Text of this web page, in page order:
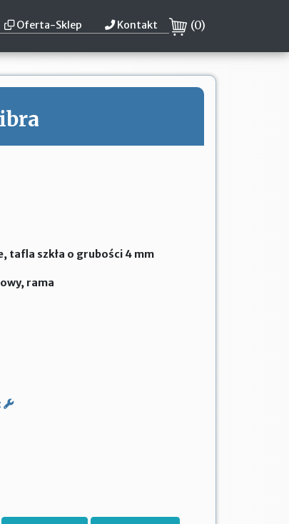
Oferta-Sklep Kontakt (0)
tafla szkła o grubości 4 mm
rama